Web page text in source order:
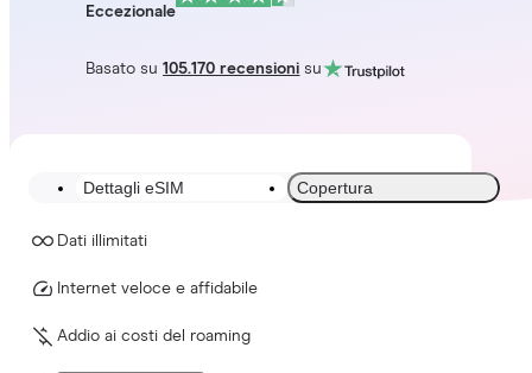
Eccezionale
Basato su105.170 recensioni su
Dettagli eSIM Copertura
Dati illimitati
Internet veloce e affidabile
Addio ai costi del roaming